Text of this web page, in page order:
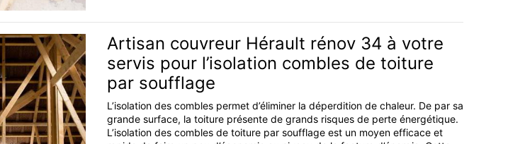
Artisan couvreur Hérault rénov 34 à votre
servis pour l’isolation combles de toiture
par soufflage
L’isolation des combles permet d’éliminer la déperdition de chaleur. De par sa
grande surface, la toiture présente de grands risques de perte énergétique.
L’isolation des combles de toiture par soufflage est un moyen efficace et